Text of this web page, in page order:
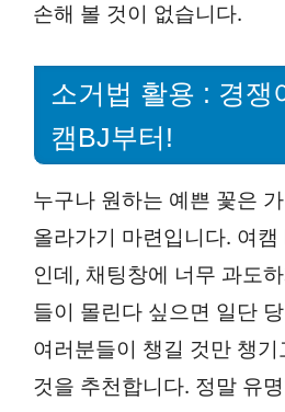
손해 볼 것이 없습니다.
소거법 활용 : 경쟁
캠BJ부터!
누구나 원하는 예쁜 꽃은
올라가기 마련입니다. 여캠
인데, 채팅창에 너무 과도
들이 몰린다 싶으면 일단
여러분들이 챙길 것만 챙
것을 추천합니다. 정말 유